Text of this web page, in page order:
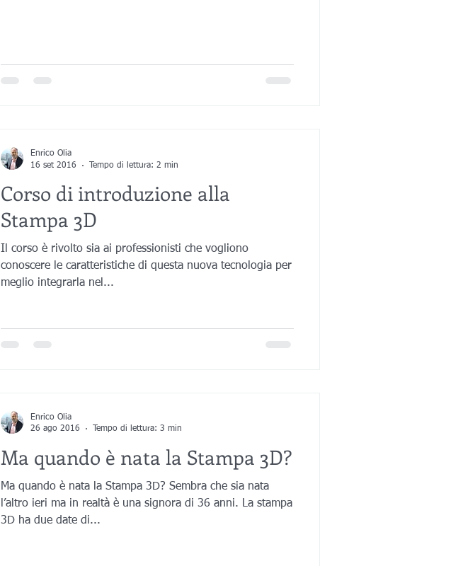
Corso di introduzione alla
Stampa 3D
Il corso è rivolto sia ai professionisti che vogliono
conoscere le caratteristiche di questa nuova tecnologia per
meglio integrarla nel...
Enrico Olia
16 set 2016
Tempo di lettura: 2 min
Ma quando è nata la Stampa 3D?
Ma quando è nata la Stampa 3D? Sembra che sia nata
l’altro ieri ma in realtà è una signora di 36 anni. La stampa
3D ha due date di...
Enrico Olia
26 ago 2016
Tempo di lettura: 3 min